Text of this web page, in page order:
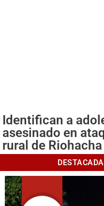
Identifican a
asesinado en
rural de Riohacha